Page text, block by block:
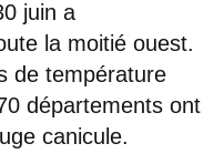
juin a
la moitié ouest.
de température
départements ont
canicule.